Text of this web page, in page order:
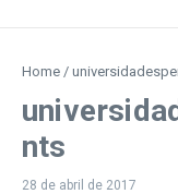
Home /
nts
28 de abril de 2017